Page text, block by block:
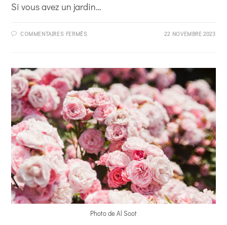
Si vous avez un jardin…
COMMENTAIRES FERMÉSSUR
CENDRE
DE
BOIS
AU
JARDIN ?
22 NOVEMBRE 2023
Photo de Al Soot